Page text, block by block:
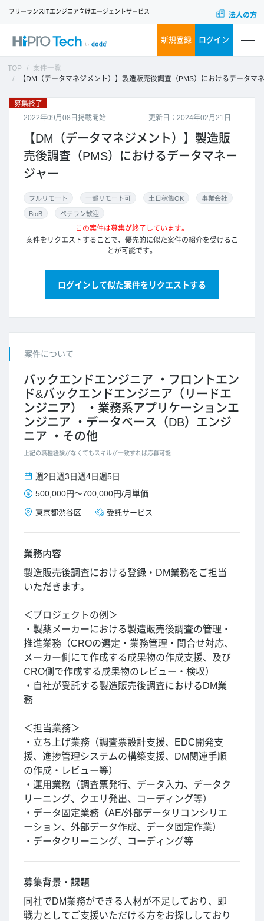
フリーランスITエンジニア向けエージェントサービス 法人の方
新規登録 ログイン
TOP
案件一覧
【DM（データマネジメント）】製造販売後調査（PMS）におけるデータマネージャー
更新日：2024年02月21日
募集終了
2022年09月08日掲載開始
【DM（データマネジメント）】製造販
売後調査（PMS）におけるデータマネー
ジャー
フルリモート 一部リモート可 土日稼働OK 事業会社
BtoB ベテラン歓迎
この案件は募集が終了しています。
案件をリクエストすることで、優先的に似た案件の紹介を受けるこ
とが可能です。
ログインして似た案件をリクエストする
案件について
バックエンドエンジニア
フロントエン
ド&バックエンドエンジニア（リードエ
ンジニア）
業務系アプリケーションエ
ンジニア
データベース（DB）エンジ
ニア
その他
上記の職種経験がなくてもスキルが一致すれば応募可能
週2日週3日週4日週5日
500,000円～700,000円/月単価
東京都渋谷区 受託サービス
業務内容
製造販売後調査における登録・DM業務をご担当
いただきます。
＜プロジェクトの例＞
・製薬メーカーにおける製造販売後調査の管理・
推進業務（CROの選定・業務管理・問合せ対応、
メーカー側にて作成する成果物の作成支援、及び
CRO側で作成する成果物のレビュー・検収）
・自社が受託する製造販売後調査におけるDM業
務
＜担当業務＞
・立ち上げ業務（調査票設計支援、EDC開発支
援、進捗管理システムの構築支援、DM関連手順
の作成・レビュー等）
・運用業務（調査票発行、データ入力、データク
リーニング、クエリ発出、コーディング等）
・データ固定業務（AE/外部データリコンシリエ
ーション、外部データ作成、データ固定作業）
・データクリーニング、コーディング等
募集背景・課題
同社でDM業務ができる人材が不足しており、即
戦力としてご支援いただける方をお探ししており